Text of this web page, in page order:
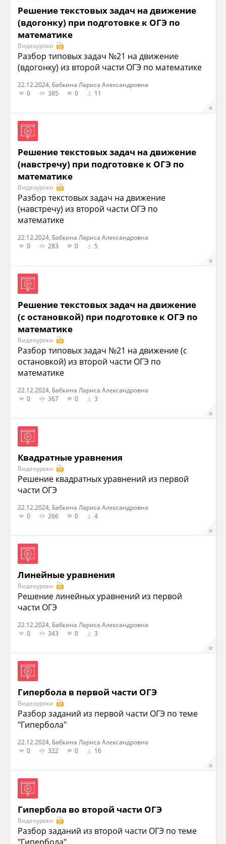
Решение текстовых задач на движение
(вдогонку) при подготовке к ОГЭ по
математике
Видеоуроки
Разбор типовых задач №21 на движение
(вдогонку) из второй части ОГЭ по математике
22.12.2024, Бабкина Лариса Александровна
0
385 0 11
Решение текстовых задач на движение
(навстречу) при подготовке к ОГЭ по
математике
Видеоуроки
Разбор текстовых задач на движение
(навстречу) из второй части ОГЭ по
математике
22.12.2024, Бабкина Лариса Александровна
0
283 0 5
Решение текстовых задач на движение
(с остановкой) при подготовке к ОГЭ по
математике
Видеоуроки
Разбор типовых задач №21 на движение (с
остановкой) из второй части ОГЭ по
математике
22.12.2024, Бабкина Лариса Александровна
0
367 0 3
Квадратные уравнения
Видеоуроки
Решение квадратных уравнений из первой
части ОГЭ
22.12.2024, Бабкина Лариса Александровна
0
266 0 4
Линейные уравнения
Видеоуроки
Решение линейных уравнений из первой
части ОГЭ
22.12.2024, Бабкина Лариса Александровна
0
343 0 3
Гипербола в первой части ОГЭ
Видеоуроки
Разбор заданий из первой части ОГЭ по теме
"Гипербола"
22.12.2024, Бабкина Лариса Александровна
0
322 0 16
Гипербола во второй части ОГЭ
Видеоуроки
Разбор заданий из второй части ОГЭ по теме